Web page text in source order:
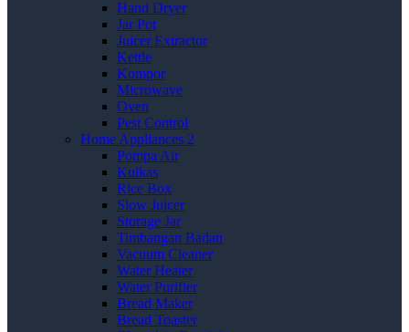
Hand Dryer
Jar Pot
Juicer Extractor
Kettle
Kompor
Microwave
Oven
Pest Control
Home Appliances 2
Pompa Air
Kulkas
Rice Box
Slow Juicer
Storage Jar
Timbangan Badan
Vacuum Cleaner
Water Heater
Water Purifier
Bread Maker
Bread Toaster